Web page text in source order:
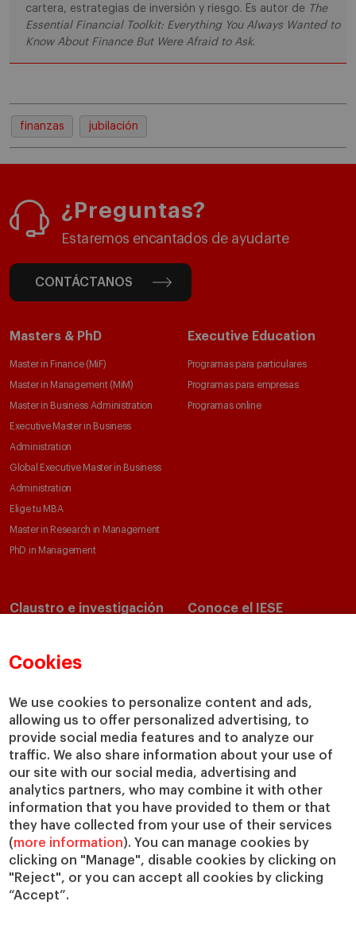
Cookies
We use cookies to personalize content and ads,
allowing us to offer personalized advertising, to
provide social media features and to analyze our
traffic. We also share information about your use of
our site with our social media, advertising and
analytics partners, who may combine it with other
information that you have provided to them or that
they have collected from your use of their services
(more information). You can manage cookies by
clicking on "Manage", disable cookies by clicking on
"Reject", or you can accept all cookies by clicking
“Accept”.
cartera, estrategias de inversión y riesgo. Es autor de The
Essential Financial Toolkit: Everything You Always Wanted to
Know About Finance But Were Afraid to Ask.
finanzas jubilación
¿Preguntas?
Estaremos encantados de ayudarte
CONTÁCTANOS
Masters & PhD
Master in Finance (MiF)
Master in Management (MiM)
Master in Business Administration
Executive Master in Business
Administration
Global Executive Master in Business
Administration
Elige tu MBA
Master in Research in Management
PhD in Management
Executive Education
Programas para particulares
Programas para empresas
Programas online
Claustro e investigación
Departamentos académicos
Cátedras
IESE Insight
IESE Publishing
Conoce el IESE
Nuestro impacto
Colabora con el IESE
Servicios
Biblioteca
Canal de Compliance
Capellanía
IESE Shop
Jobs @IESE
Préstamos y becas